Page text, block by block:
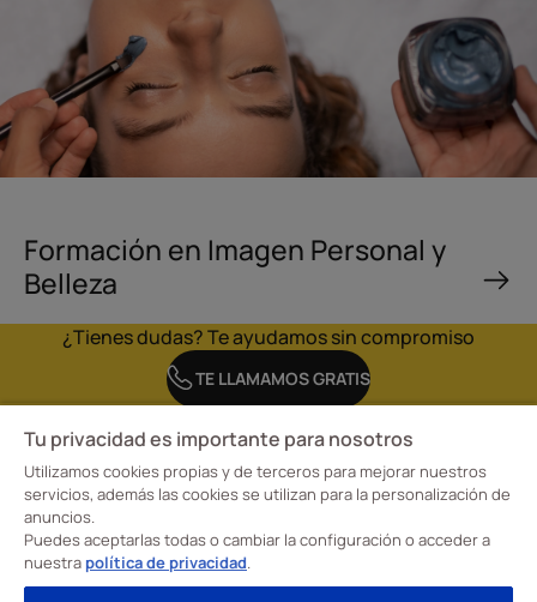
Formación en Imagen Personal y
Belleza
¿Tienes dudas? Te ayudamos sin compromiso
TE LLAMAMOS GRATIS
En la Escuela CreaDiseño, Escuela Profesional de Diseño Davante tenemos claro
nuestro objetivo: transformar la forma de aprender para formar a nuestros
alumnos en profesionales cualificados en moda, interiorismo e imagen personal.
¡Convertimos su talento creativo en una carrera de éxito y con futuro!
Tu privacidad es importante para nosotros
Utilizamos cookies propias y de terceros para mejorar nuestros
servicios, además las cookies se utilizan para la personalización de
anuncios.
Puedes aceptarlas todas o cambiar la configuración o acceder a
nuestra política de privacidad.